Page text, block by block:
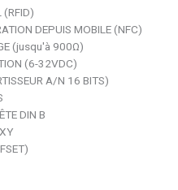
(RFID)
DEPUIS MOBILE (NFC)
(jusqu'à 900Ω)
(6-32VDC)
A/N 16 BITS)
DIN B